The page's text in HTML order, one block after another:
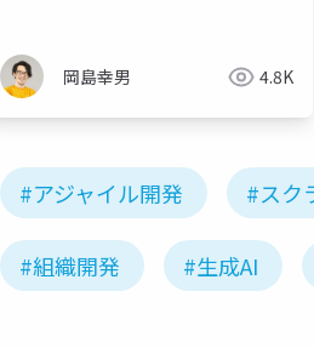
岡島幸男 4.8K
#アジャイル開発 #スク
#組織開発 #生成AI